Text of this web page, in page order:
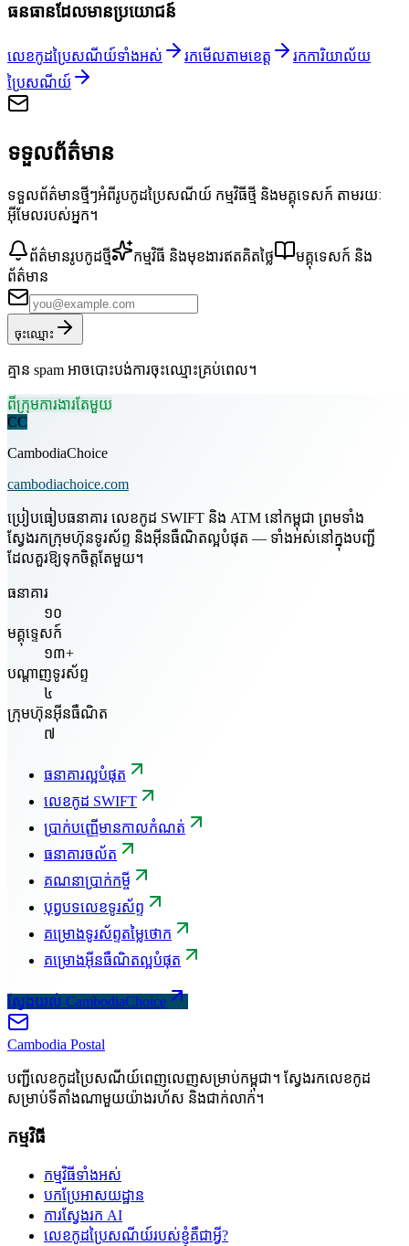
ធនធានដែលមានប្រយោជន៍
លេខកូដប្រៃសណីយ៍ទាំងអស់ រកមើលតាមខេត្ត
រកការិយាល័យ
ប្រៃសណីយ៍
ទទួលព័ត៌មាន
ទទួលព័ត៌មានថ្មីៗអំពីរូបកូដប្រៃសណីយ៍ កម្មវិធីថ្មី និងមគ្គុទេសក៍ តាមរយៈ
អ៊ីមែលរបស់អ្នក។
ព័ត៌មានរូបកូដថ្មី កម្មវិធី និងមុខងារឥតគិតថ្លៃ
មគ្គុទេសក៍ និង
ព័ត៌មាន
ចុះឈ្មោះ
គ្មាន spam អាចបោះបង់ការចុះឈ្មោះគ្រប់ពេល។
ពីក្រុមការងារតែមួយ
CC
CambodiaChoice
cambodiachoice.com
ប្រៀបធៀបធនាគារ លេខកូដ SWIFT និង ATM នៅកម្ពុជា ព្រមទាំង
ស្វែងរកក្រុមហ៊ុនទូរស័ព្ទ និងអ៊ីនធឺណិតល្អបំផុត — ទាំងអស់នៅក្នុងបញ្ជី
ដែលគួរឱ្យទុកចិត្តតែមួយ។
ធនាគារ
១០
មគ្គុទ្ទេសក៍
១៣+
បណ្តាញទូរស័ព្ទ
៤
ក្រុមហ៊ុនអ៊ីនធឺណិត
៧
ធនាគារល្អបំផុត
លេខកូដ SWIFT
ប្រាក់បញ្ញើមានកាលកំណត់
ធនាគារចល័ត
គណនាប្រាក់កម្ចី
បុព្វបទលេខទូរស័ព្ទ
គម្រោងទូរស័ព្ទតម្លៃថោក
គម្រោងអ៊ីនធឺណិតល្អបំផុត
ស្វែងយល់ CambodiaChoice
Cambodia Postal
បញ្ជីលេខកូដប្រៃសណីយ៍ពេញលេញសម្រាប់កម្ពុជា។ ស្វែងរកលេខកូដ
សម្រាប់ទីតាំងណាមួយយ៉ាងរហ័ស និងជាក់លាក់។
កម្មវិធី
កម្មវិធីទាំងអស់
បកប្រែអាសយដ្ឋាន
ការស្វែងរក AI
លេខកូដប្រៃសណីយ៍របស់ខ្ញុំគឺជាអ្វី?